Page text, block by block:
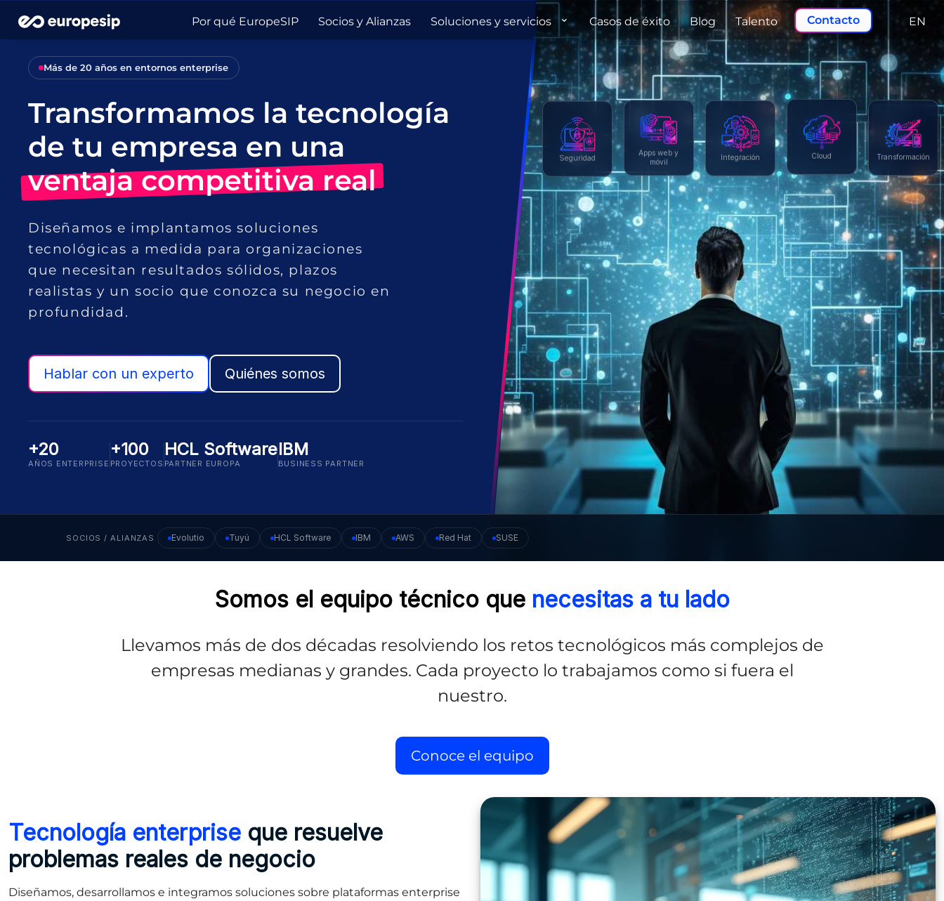
Por qué EuropeSIP Socios y Alianzas Soluciones y servicios Casos de éxito Blog Talento Contacto EN
Más de 20 años en entornos enterprise
Transformamos la tecnología
de tu empresa en una
ventaja competitiva real
Diseñamos e implantamos soluciones
tecnológicas a medida para organizaciones
que necesitan resultados sólidos, plazos
realistas y un socio que conozca su negocio en
profundidad.
Hablar con un experto Quiénes somos
+20
AÑOS ENTERPRISE
+100
PROYECTOS
HCL Software
PARTNER EUROPA
IBM
BUSINESS PARTNER
Seguridad
Apps web y
móvil
Integración Cloud Transformación
SOCIOS / ALIANZAS Evolutio Tuyú HCL Software IBM AWS Red Hat SUSE
Somos el equipo técnico que necesitas a tu lado
Llevamos más de dos décadas resolviendo los retos tecnológicos más complejos de
empresas medianas y grandes. Cada proyecto lo trabajamos como si fuera el
nuestro.
Conoce el equipo
Tecnología enterprise que resuelve
problemas reales de negocio
Diseñamos, desarrollamos e integramos soluciones sobre plataformas enterprise